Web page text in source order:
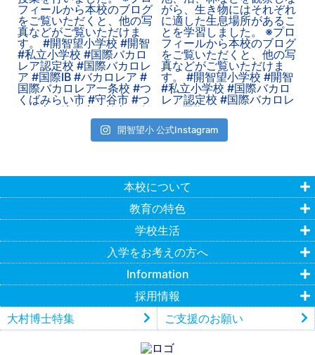
開智望小 公式Instagram
本校について
教育の特色
学校生活
入学をお考えの方へ
Information
採用情報
大村博士特集
ご支援のお願い